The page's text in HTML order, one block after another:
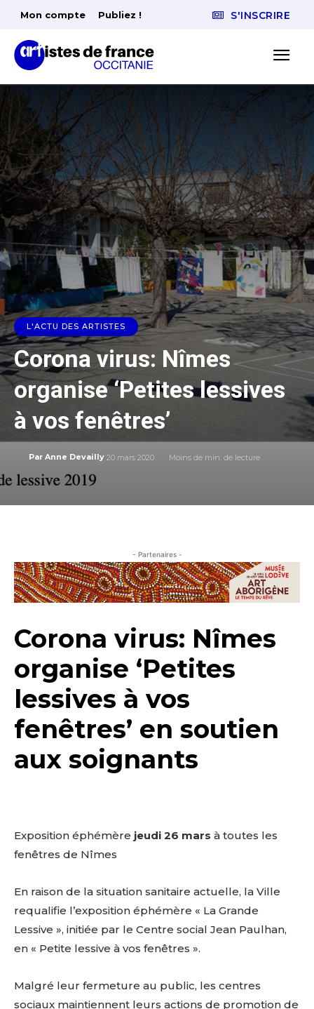
Mon compte Publiez ! S'INSCRIRE
L'ACTU DES ARTISTES
Corona virus: Nîmes
organise ‘Petites lessives
à vos fenêtres’
Par Anne Devailly 20 mars 2020 Moins de min. de lecture
- Partenaires -
Corona virus: Nîmes
organise ‘Petites
lessives à vos
fenêtres’ en soutien
aux soignants
Exposition éphémère jeudi 26 mars à toutes les
fenêtres de Nîmes
En raison de la situation sanitaire actuelle, la Ville
requalifie l’exposition éphémère « La Grande
Lessive », initiée par le Centre social Jean Paulhan,
en « Petite lessive à vos fenêtres ».
Malgré leur fermeture au public, les centres
sociaux maintiennent leurs actions de promotion de